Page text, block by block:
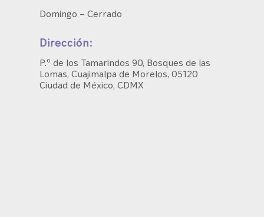
Domingo – Cerrado
Dirección:
P.º de los Tamarindos 90, Bosques de las
Lomas, Cuajimalpa de Morelos, 05120
Ciudad de México, CDMX